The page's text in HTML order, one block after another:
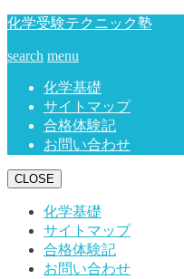
化学受験テクニック塾
search menu
化学基礎
サイトマップ
合格体験記
お問い合わせ
CLOSE
化学基礎
サイトマップ
合格体験記
お問い合わせ